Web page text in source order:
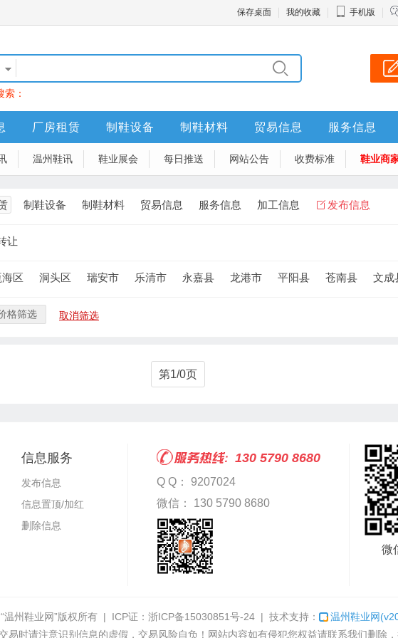
保存桌面 我的收藏 手机版
索：
厂房租赁 制鞋设备 制鞋材料 贸易信息 服务信息
温州鞋讯 鞋业展会 每日推送 网站公告 收费标准 鞋业商
制鞋设备 制鞋材料 贸易信息 服务信息 加工信息 发布信息
让
海区 洞头区 瑞安市 乐清市 永嘉县 龙港市 平阳县 苍南县 文成
格筛选 取消筛选
第1/0页
信息服务
发布信息
信息置顶/加红
删除信息
130 5790 8680
Q Q： 9207024
微信： 130 5790 8680
微
“温州鞋业网”版权所有 | ICP证： 浙ICP备15030851号-24| 技术支持： 温州鞋业网
易时请注意识别信息的虚假，交易风险自负！网站内容如有侵犯您权益请联系我们删除